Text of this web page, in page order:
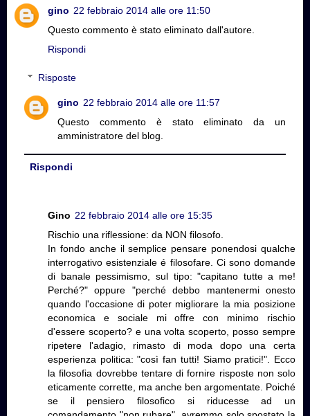
gino 22 febbraio 2014 alle ore 11:50
Questo commento è stato eliminato dall'autore.
Rispondi
Risposte
gino 22 febbraio 2014 alle ore 11:57
Questo commento è stato eliminato da un
amministratore del blog.
Rispondi
Gino 22 febbraio 2014 alle ore 15:35
Rischio una riflessione: da NON filosofo.
In fondo anche il semplice pensare ponendosi qualche
interrogativo esistenziale é filosofare. Ci sono domande
di banale pessimismo, sul tipo: "capitano tutte a me!
Perché?" oppure "perché debbo mantenermi onesto
quando l'occasione di poter migliorare la mia posizione
economica e sociale mi offre con minimo rischio
d'essere scoperto? e una volta scoperto, posso sempre
ripetere l'adagio, rimasto di moda dopo una certa
esperienza politica: "così fan tutti! Siamo pratici!". Ecco
la filosofia dovrebbe tentare di fornire risposte non solo
eticamente corrette, ma anche ben argomentate. Poiché
se il pensiero filosofico si riducesse ad un